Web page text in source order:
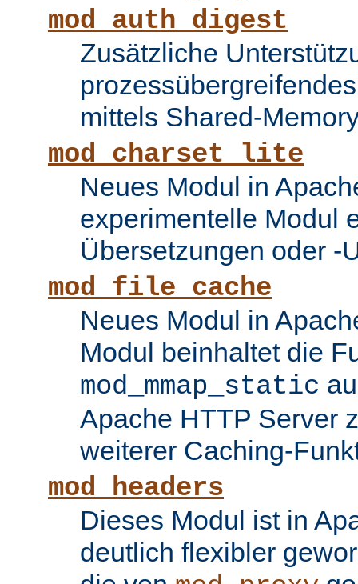
mod_auth_digest
Zusätzliche
mittels Shared-
mod_charset_lite
Neues Modul in
experimentelle Modul
Übersetzungen oder -
mod_file_cache
Neues Modul in
Modul beinhaltet die
mod_mmap_static
Apache HTTP Server
weiterer Caching-
mod_headers
Dieses Modul ist in
deutlich flexibler